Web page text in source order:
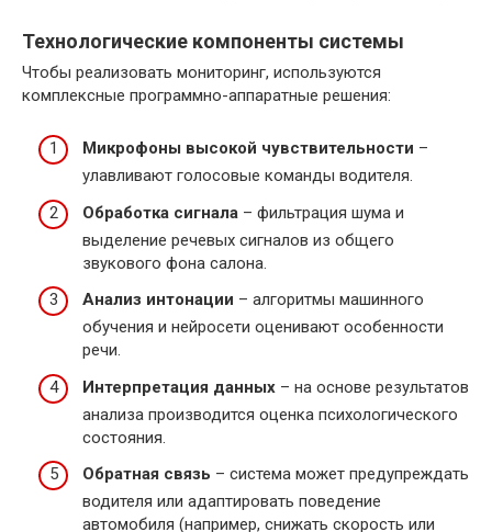
Технологические компоненты системы
Чтобы реализовать мониторинг, используются
комплексные программно-аппаратные решения:
Микрофоны высокой чувствительности –
улавливают голосовые команды водителя.
Обработка сигнала – фильтрация шума и
выделение речевых сигналов из общего
звукового фона салона.
Анализ интонации – алгоритмы машинного
обучения и нейросети оценивают особенности
речи.
Интерпретация данных – на основе результатов
анализа производится оценка психологического
состояния.
Обратная связь – система может предупреждать
водителя или адаптировать поведение
автомобиля (например, снижать скорость или